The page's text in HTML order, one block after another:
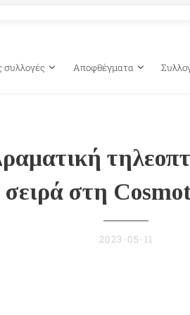
συλλογές Αποφθέγματα
σειρά στη
2023-05-11